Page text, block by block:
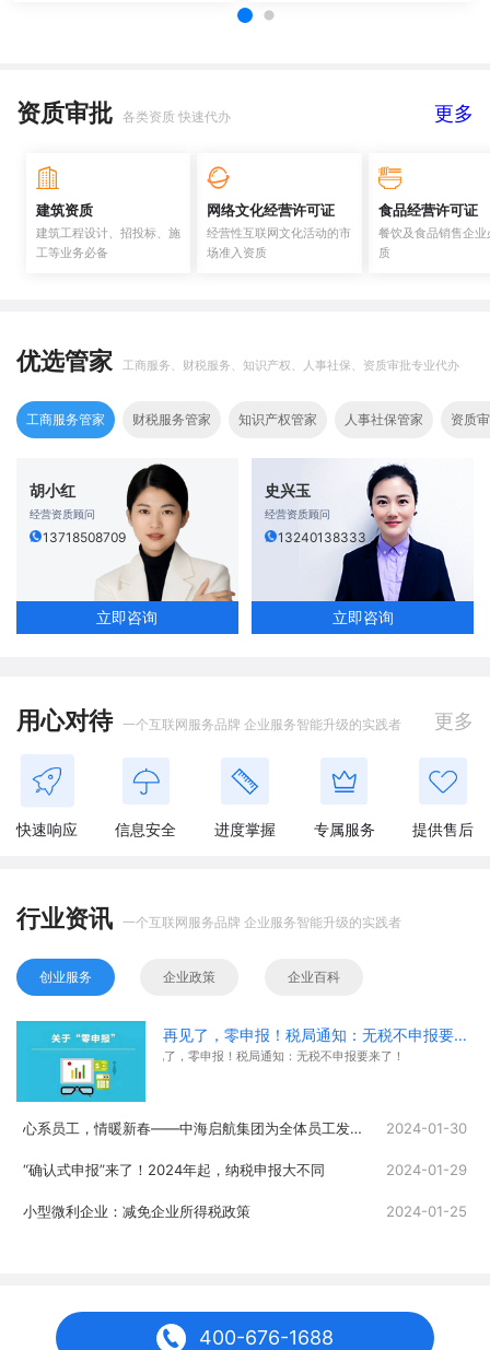
资质审批 各类资质 快速代办 更多
建筑资质
建筑工程设计、招投标、施
工等业务必备
网络文化经营许可证
经营性互联网文化活动的市
场准入资质
食品经营许可证
餐饮及食品销售企业
质
优选管家 工商服务、财税服务、知识产权、人事社保、资质审批专业代办
工商服务管家 财税服务管家 知识产权管家 人事社保管家 资质
胡小红
经营资质顾问
13718508709
立即咨询
史兴玉
经营资质顾问
13240138333
立即咨询
用心对待 一个互联网服务品牌 企业服务智能升级的实践者 更多
快速响应 信息安全 进度掌握 专属服务 提供售后
行业资讯 一个互联网服务品牌 企业服务智能升级的实践者
创业服务 企业政策 企业百科
再见了，零申报！税局通知：无税不申报要来了！
再见了，零申报！税局通知：无税不申报要来了！
心系员工，情暖新春——中海启航集团为全体员工发放春节福利 2024-01-30
“确认式申报”来了！2024年起，纳税申报大不同 2024-01-29
小型微利企业：减免企业所得税政策 2024-01-25
400-676-1688